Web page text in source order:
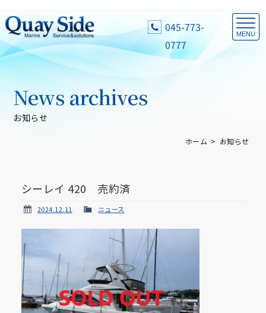
045-773-
0777
お知らせ
News archives
ホーム お知らせ
シーレイ 420 売約済
2024.12.11 ニュース